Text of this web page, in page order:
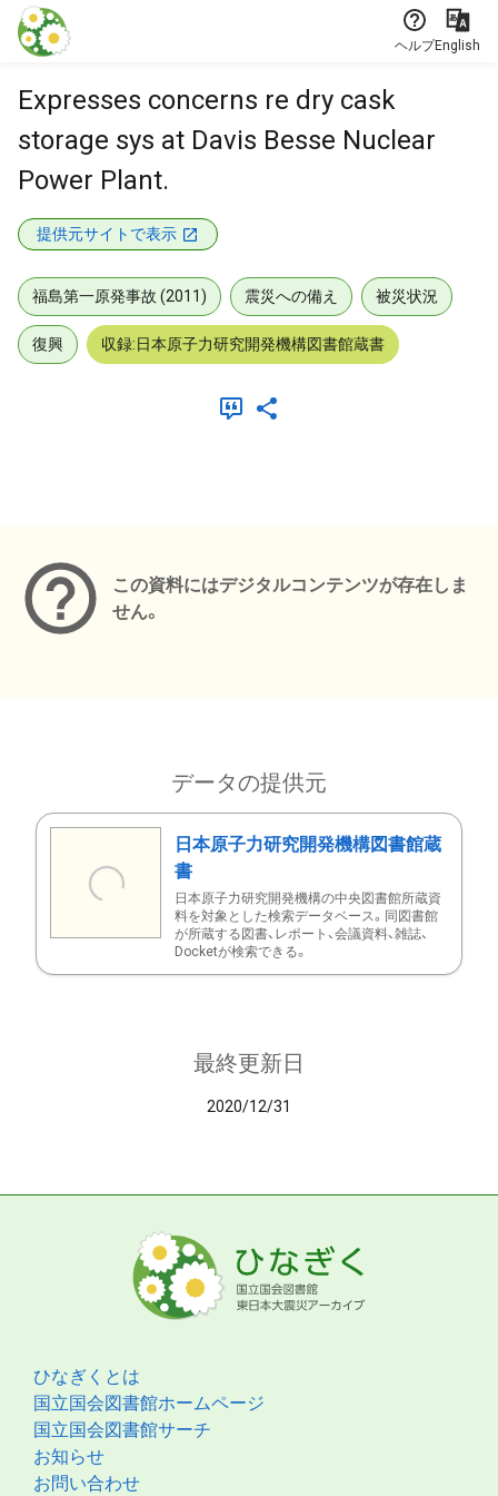
本文に飛ぶ
ヘルプEnglish
Expresses concerns re dry cask
storage sys at Davis Besse Nuclear
Power Plant.
提供元サイトで表示
福島第一原発事故 (2011) 震災への備え 被災状況
復興 収録:日本原子力研究開発機構図書館蔵書
この資料にはデジタルコンテンツが存在しま
せん。
データの提供元
日本原子力研究開発機構図書館蔵
書
日本原子力研究開発機構の中央図書館所蔵資
料を対象とした検索データベース。同図書館
が所蔵する図書、レポート、会議資料、雑誌、
Docketが検索できる。
最終更新日
2020/12/31
ひなぎくとは
国立国会図書館ホームページ
国立国会図書館サーチ
お知らせ
お問い合わせ